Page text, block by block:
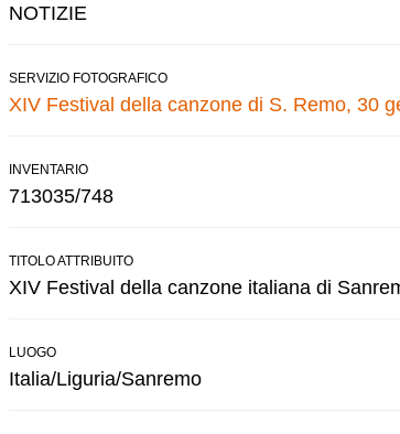
NOTIZIE
SERVIZIO FOTOGRAFICO
XIV Festival della canzone di S. Remo, 30
INVENTARIO
713035/748
TITOLO ATTRIBUITO
XIV Festival della canzone italiana di
LUOGO
Italia/Liguria/Sanremo